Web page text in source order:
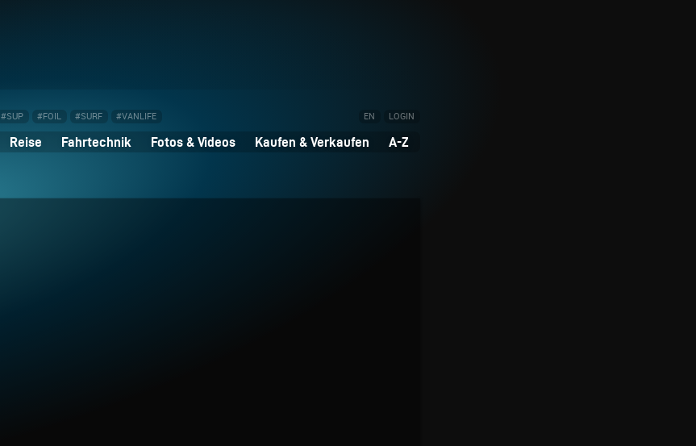
#SUP #FOIL #SURF #VANLIFE EN LOGIN
Reise Fahrtechnik Fotos & Videos Kaufen & Verkaufen A-Z